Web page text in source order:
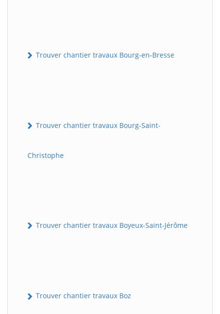
Trouver chantier travaux Bourg-en-Bresse
Trouver chantier travaux Bourg-Saint-
Christophe
Trouver chantier travaux Boyeux-Saint-Jérôme
Trouver chantier travaux Boz